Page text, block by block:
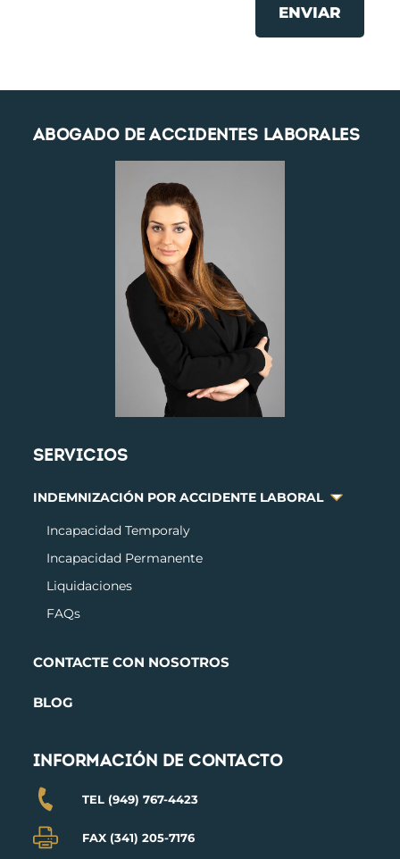
ENVIAR
ABOGADO DE ACCIDENTES LABORALES
SERVICIOS
INDEMNIZACIÓN POR ACCIDENTE LABORAL
Incapacidad Temporaly
Incapacidad Permanente
Liquidaciones
FAQs
CONTACTE CON NOSOTROS
BLOG
INFORMACIÓN DE CONTACTO
TEL (949) 767-4423
FAX (341) 205-7176